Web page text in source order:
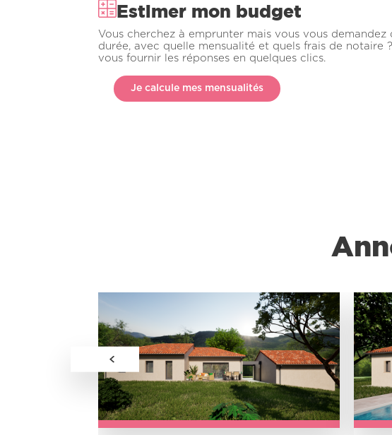
Estimer mon budget
Vous cherchez à emprunter mais vous vous
durée, avec quelle mensualité et quels frais de notaire
vous fournir les réponses en quelques clics.
Je calcule mes mensualités